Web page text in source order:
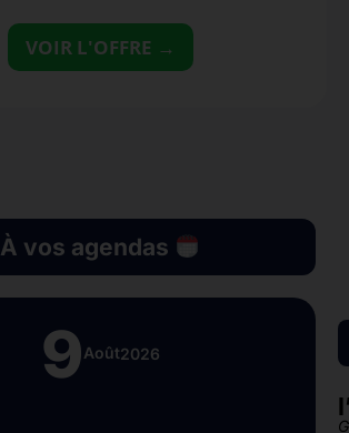
VOIR L'OFFRE →
À vos agendas
9Août2026